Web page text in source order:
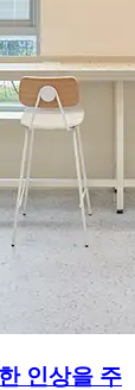
인상을 주